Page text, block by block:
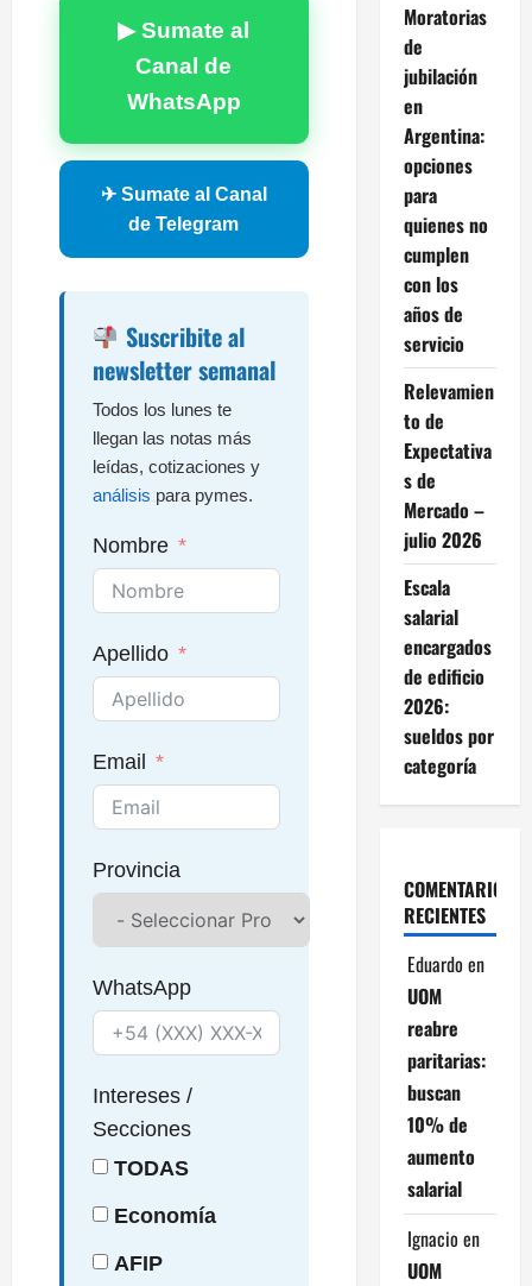
▶ Sumate al
Canal de
WhatsApp
✈ Sumate al Canal
de Telegram
Suscribite al
newsletter semanal
Todos los lunes te
llegan las notas más
leídas, cotizaciones y
análisis para pymes.
Nombre
Apellido
Email
Provincia
WhatsApp
Intereses /
Secciones
TODAS
Economía
AFIP
Moratorias
de
jubilación
en
Argentina:
opciones
para
quienes no
cumplen
con los
años de
servicio
Relevamien
to de
Expectativa
s de
Mercado –
julio 2026
Escala
salarial
encargados
de edificio
2026:
sueldos por
categoría
COMENTARIOS
RECIENTES
Eduardo en
UOM
reabre
paritarias:
buscan
10% de
aumento
salarial
Ignacio en
UOM